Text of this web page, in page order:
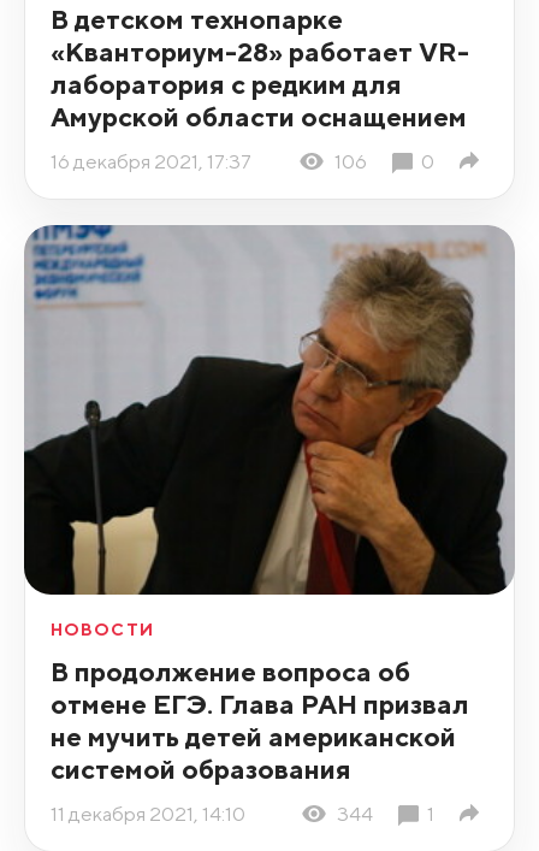
В детском технопарке
«Кванториум-28» работает VR-
лаборатория с редким для
Амурской области оснащением
16 декабря 2021, 17:37 106 0
НОВОСТИ
В продолжение вопроса об
отмене ЕГЭ. Глава РАН призвал
не мучить детей американской
системой образования
11 декабря 2021, 14:10 344 1